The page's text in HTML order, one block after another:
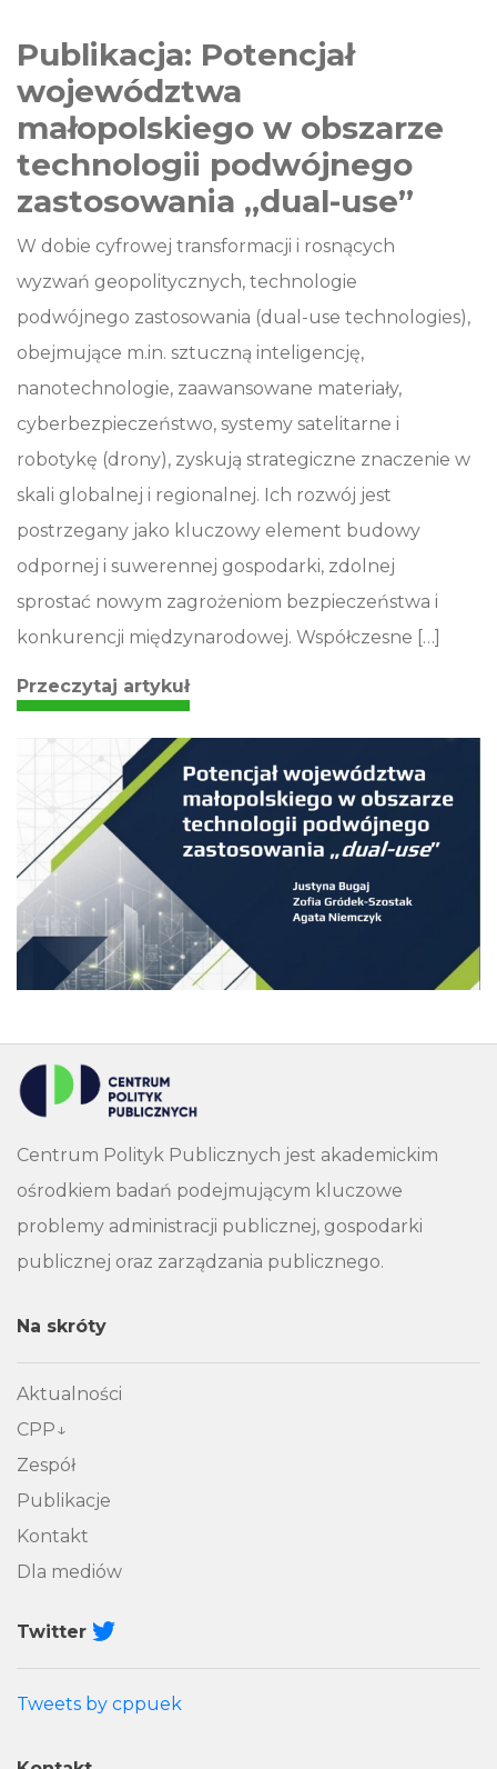
Publikacja: Potencjał
województwa
małopolskiego w obszarze
technologii podwójnego
zastosowania „dual-use”
W dobie cyfrowej transformacji i rosnących
wyzwań geopolitycznych, technologie
podwójnego zastosowania (dual-use technologies),
obejmujące m.in. sztuczną inteligencję,
nanotechnologie, zaawansowane materiały,
cyberbezpieczeństwo, systemy satelitarne i
robotykę (drony), zyskują strategiczne znaczenie w
skali globalnej i regionalnej. Ich rozwój jest
postrzegany jako kluczowy element budowy
odpornej i suwerennej gospodarki, zdolnej
sprostać nowym zagrożeniom bezpieczeństwa i
konkurencji międzynarodowej. Współczesne […]
Przeczytaj artykuł
Centrum Polityk Publicznych jest akademickim
ośrodkiem badań podejmującym kluczowe
problemy administracji publicznej, gospodarki
publicznej oraz zarządzania publicznego.
Na skróty
Aktualności
CPP
Zespół
Publikacje
Kontakt
Dla mediów
Twitter
Tweets by cppuek